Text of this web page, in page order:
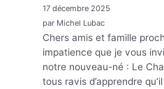
17 décembre 2025
par Michel Lubac
Chers amis et famille
impatience que je vous
notre nouveau-né : Le
tous ravis d’apprendre